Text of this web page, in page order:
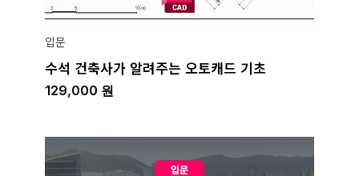
입문
수석 건축사가 알려주는 오토캐드 기초
129,000 원